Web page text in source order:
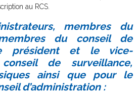
au RCS.
membres du
du conseil de
président et le vice-
de surveillance,
ainsi que pour le
d’administration :